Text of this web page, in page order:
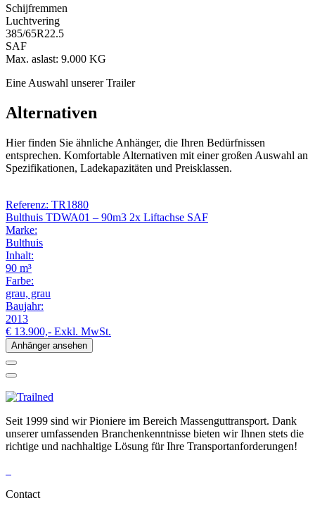
Schijfremmen
Luchtvering
385/65R22.5
SAF
Max. aslast: 9.000 KG
Eine Auswahl unserer Trailer
Alternativen
Hier finden Sie ähnliche Anhänger, die Ihren Bedürfnissen
entsprechen. Komfortable Alternativen mit einer großen Auswahl an
Spezifikationen, Ladekapazitäten und Preisklassen.
Referenz: TR1880
Bulthuis TDWA01 – 90m3 2x Liftachse SAF
Marke:
Bulthuis
Inhalt:
90 m³
Farbe:
grau, grau
Baujahr:
2013
€ 13.900,- Exkl. MwSt.
Anhänger ansehen
Seit 1999 sind wir Pioniere im Bereich Massenguttransport. Dank
unserer umfassenden Branchenkenntnisse bieten wir Ihnen stets die
richtige und nachhaltige Lösung für Ihre Transportanforderungen!
Contact